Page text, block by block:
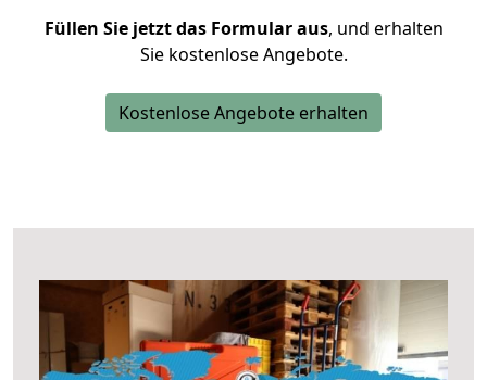
Füllen Sie jetzt das Formular aus, und erhalten
Sie kostenlose Angebote.
Kostenlose Angebote erhalten